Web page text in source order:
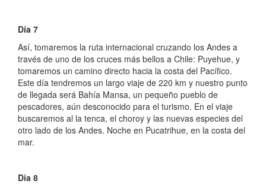
Día 7
Así, tomaremos la ruta internacional cruzando los Andes a
través de uno de los cruces más bellos a Chile: Puyehue, y
tomaremos un camino directo hacia la costa del Pacífico.
Este día tendremos un largo viaje de 220 km y nuestro punto
de llegada será Bahía Mansa, un pequeño pueblo de
pescadores, aún desconocido para el turismo. En el viaje
buscaremos al la tenca, el choroy y las nuevas especies del
otro lado de los Andes. Noche en Pucatrihue, en la costa del
mar.
Día 8